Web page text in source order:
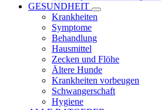
GESUNDHEIT
Krankheiten
Symptome
Behandlung
Hausmittel
Zecken und Flöhe
Ältere Hunde
Krankheiten vorbeugen
Schwangerschaft
Hygiene